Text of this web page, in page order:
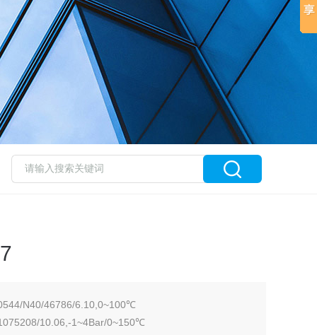
N40/46786/6.10,0~100℃
10.06,-1~4Bar/0~150℃